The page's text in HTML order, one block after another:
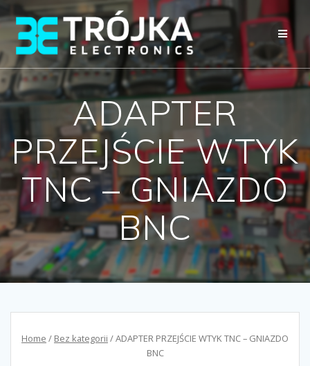
Przejdź
do
treści
ADAPTER
PRZEJŚCIE WTYK
TNC – GNIAZDO
BNC
Home / Bez kategorii / ADAPTER PRZEJŚCIE WTYK TNC – GNIAZDO
BNC